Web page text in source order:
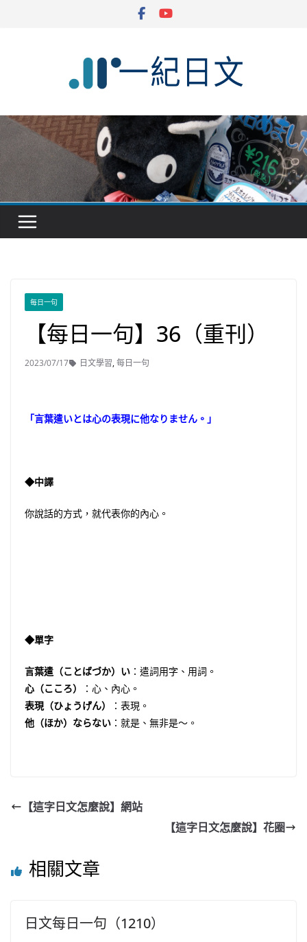
每日一句
【每日一句】36（重刊）
2023/07/17 日文學習,每日一句
「言葉遣いとは心の表現に他なりません。」
◆中譯
你說話的方式，就代表你的內心。
◆單字
言葉遣（ことばづか）い ：遣詞用字、用詞。
心（こころ）
：心、內心。
表現（ひょうげん）
：表現。
他（ほか）ならない ：就是、無非是〜。
【這字日文怎麼說】網站
【這字日文怎麼說】花圈
相關文章
日文每日一句（1210）